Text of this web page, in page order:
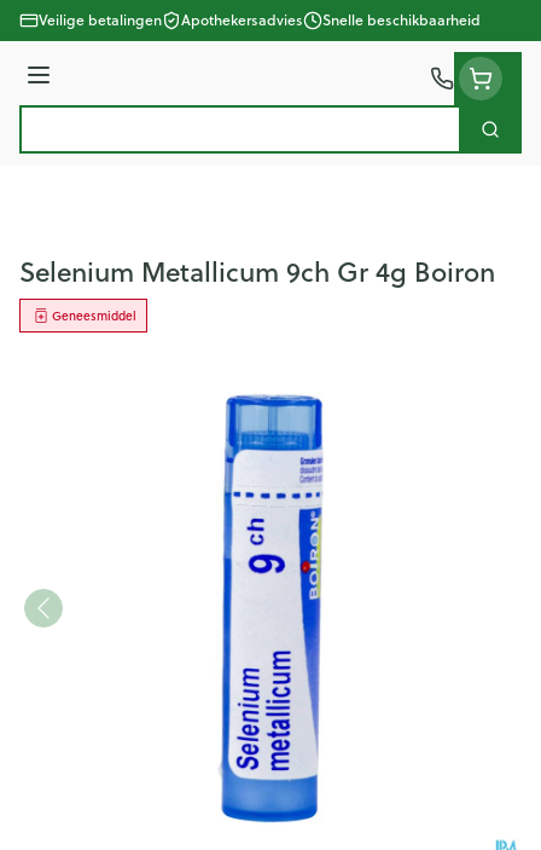
Ga naar de inhoud
Veilige betalingen Apothekersadvies Snelle beschikbaarheid
Menu
Zoek
Selenium Metallicum 9ch Gr 4g Boiron
Geneesmiddel